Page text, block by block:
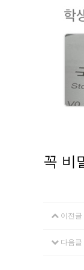
꼭 비
이전글
다음글